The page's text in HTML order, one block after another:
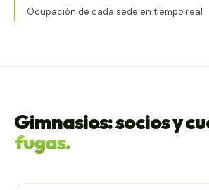
Ocupación de cada sede en tiempo real
Gimnasios: socios y
fugas.